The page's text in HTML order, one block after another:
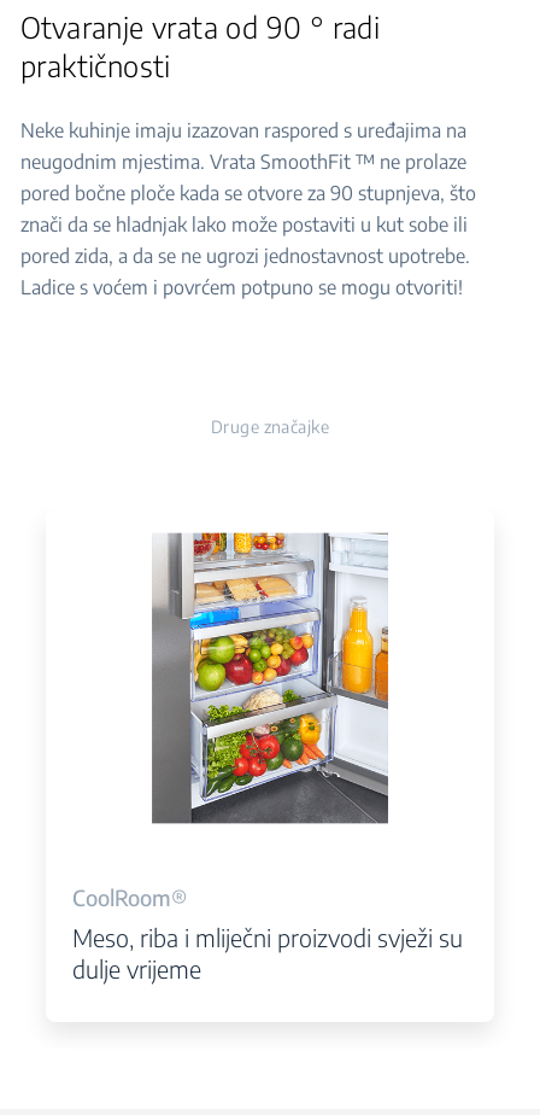
Otvaranje vrata od 90 ° radi
praktičnosti
Neke kuhinje imaju izazovan raspored s uređajima na
neugodnim mjestima. Vrata SmoothFit ™ ne prolaze
pored bočne ploče kada se otvore za 90 stupnjeva, što
znači da se hladnjak lako može postaviti u kut sobe ili
pored zida, a da se ne ugrozi jednostavnost upotrebe.
Ladice s voćem i povrćem potpuno se mogu otvoriti!
Druge značajke
CoolRoom®
Meso, riba i mliječni proizvodi svježi su
dulje vrijeme